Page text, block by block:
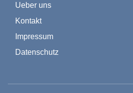
Ueber uns
Kontakt
Impressum
Datenschutz